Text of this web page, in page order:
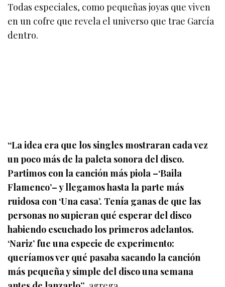
Todas especiales, como pequeñas joyas que viven
en un cofre que revela el universo que trae García
dentro.
“La idea era que los singles mostraran cada vez
un poco más de la paleta sonora del disco.
Partimos con la canción más piola –‘Baila
Flamenco’– y llegamos hasta la parte más
ruidosa con ‘Una casa’. Tenía ganas de que las
personas no supieran qué esperar del disco
habiendo escuchado los primeros adelantos.
‘Nariz’ fue una especie de experimento:
queríamos ver qué pasaba sacando la canción
más pequeña y simple del disco una semana